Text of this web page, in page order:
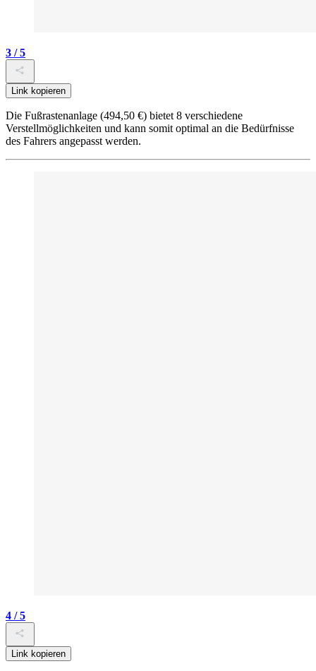
3 / 5
Link kopieren
Die Fußrastenanlage (494,50 €) bietet 8 verschiedene
Verstellmöglichkeiten und kann somit optimal an die Bedürfnisse
des Fahrers angepasst werden.
4 / 5
Link kopieren